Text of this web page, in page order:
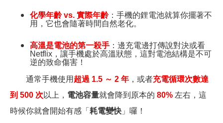
化學年齡 vs. 實際年齡：手機的鋰電池就算你擺著不
用，它也會隨著時間自然老化。
高溫是電池的第一殺手 ：邊充電邊打傳說對決或看
Netflix，讓手機處於高溫狀態，這對電池結構是不可
逆的致命傷害！
通常手機使用 超過 1.5 ～ 2 年 ，或者充電循環次數達
到 500 次 以上， 電池容量就會降到原本的 80% 左右，這
時候你就會開始有感「 耗電變快 」囉！